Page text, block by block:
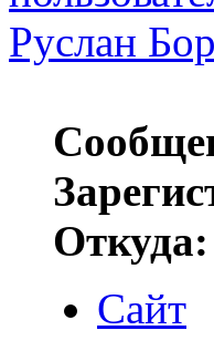
Руслан
Откуда:
Сайт